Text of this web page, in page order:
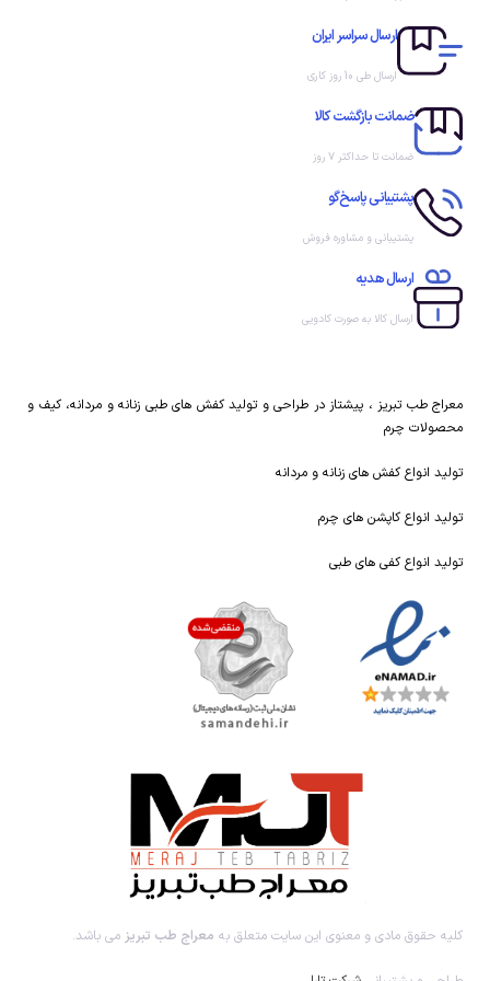
آستر بری و کف پیو‌ سرد دارای
پد خار پاشنه و قوس طولی و
ارسال سراسر ایران
ارسال طی 10 روز کاری
ضمانت بازگشت کالا
ضمانت تا حداکثر ۷ روز
پشتیبانی پاسخ‌گو
پشتیبانی و مشاوره فروش
ارسال هدیه
ارسال کالا به صورت کادویی
معراج طب تبریز ، پیشتاز در طراحی و تولید کفش های طبی زنانه و مردانه، کیف و
محصولات چرم
تولید انواع کفش های زنانه و مردانه
تولید انواع کاپشن های چرم
تولید انواع کفی های طبی
کلیه حقوق مادی و معنوی این سایت متعلق به معراج طب تبریز می باشد.